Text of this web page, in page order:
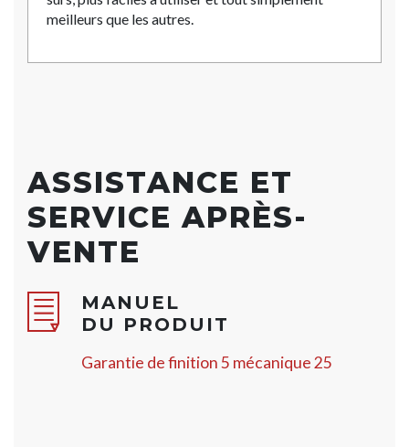
meilleurs que les autres.
ASSISTANCE ET
SERVICE APRÈS-
VENTE
MANUEL
DU PRODUIT
Garantie de finition 5 mécanique 25